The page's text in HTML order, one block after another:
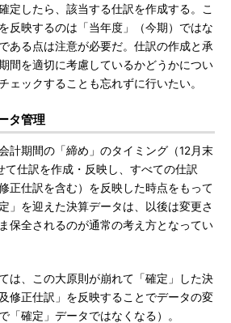
定したら、該当する仕訳を作成する。こ
反映するのは「当年度」（今期）ではな
ある点は注意が必要だ。仕訳の作成と承
間を適切に考慮しているかどうかについ
ェックすることも忘れずに行いたい。
タ管理
計期間の「締め」のタイミング（12月末
て仕訳を作成・反映し、すべての仕訳
正仕訳を含む）を反映した時点をもって
」を迎えた決算データは、以後は変更さ
保全されるのが通常の考え方となってい
は、この大原則が崩れて「確定」した決
修正仕訳」を反映することでデータの変
「確定」データではなくなる）。